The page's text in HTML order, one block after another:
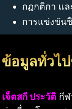
กฎกติกา แล
การแข่งขัน
ข้อมูลทั่วไ
เจ็ตสกี ประวัติ กี